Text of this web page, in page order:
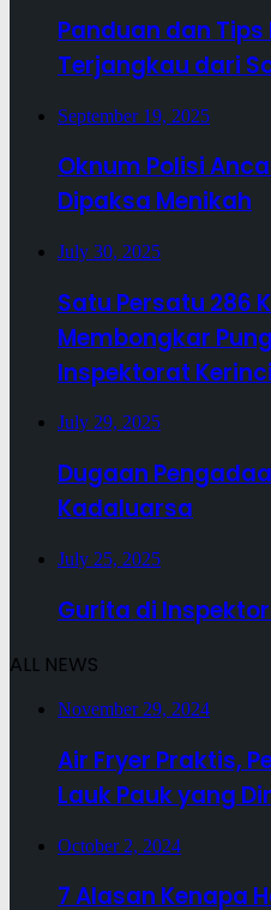
Panduan dan
Terjangkau dari
September 19, 2025
Oknum Polisi
Dipaksa Menikah
July 30, 2025
Satu Persatu 286
Membongkar
Inspektorat Kerinci
July 29, 2025
Dugaan
Kadaluarsa
July 25, 2025
Gurita di
ALL NEWS
November 29, 2024
Air Fryer Praktis,
Lauk Pauk yang
October 2, 2024
7 Alasan Kenapa